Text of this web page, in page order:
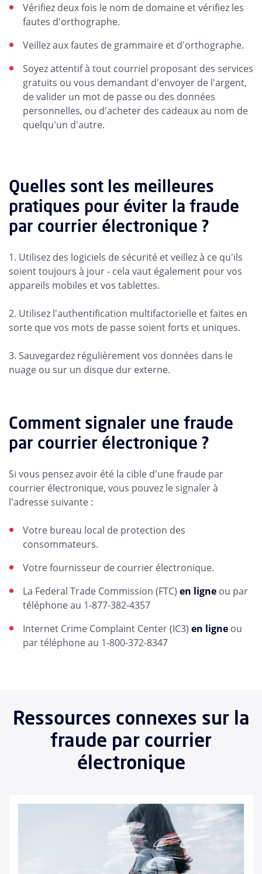
Vérifiez deux fois le nom de domaine et vérifiez les
fautes d'orthographe.
Veillez aux fautes de grammaire et d'orthographe.
Soyez attentif à tout courriel proposant des services
gratuits ou vous demandant d'envoyer de l'argent,
de valider un mot de passe ou des données
personnelles, ou d'acheter des cadeaux au nom de
quelqu'un d'autre.
Quelles sont les meilleures
pratiques pour éviter la fraude
par courrier électronique ?
1. Utilisez des logiciels de sécurité et veillez à ce qu'ils
soient toujours à jour - cela vaut également pour vos
appareils mobiles et vos tablettes.
2. Utilisez l'authentification multifactorielle et faites en
sorte que vos mots de passe soient forts et uniques.
3. Sauvegardez régulièrement vos données dans le
nuage ou sur un disque dur externe.
Comment signaler une fraude
par courrier électronique ?
Si vous pensez avoir été la cible d'une fraude par
courrier électronique, vous pouvez le signaler à
l'adresse suivante :
Votre bureau local de protection des
consommateurs.
Votre fournisseur de courrier électronique.
La Federal Trade Commission (FTC) en ligne ou par
téléphone au 1-877-382-4357
Internet Crime Complaint Center (IC3) en ligne ou
par téléphone au 1-800-372-8347
Ressources connexes sur la
fraude par courrier
électronique